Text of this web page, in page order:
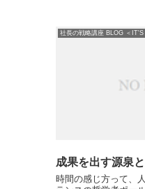
ェッショナルと思え
社長の戦略講座 BLOG ＜IT'S
成果を出す源泉
時間の感じ方って、